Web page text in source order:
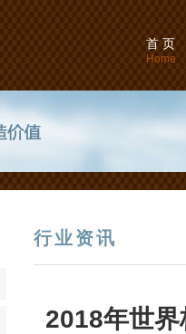
首 页
Home
行业资讯
2018年世